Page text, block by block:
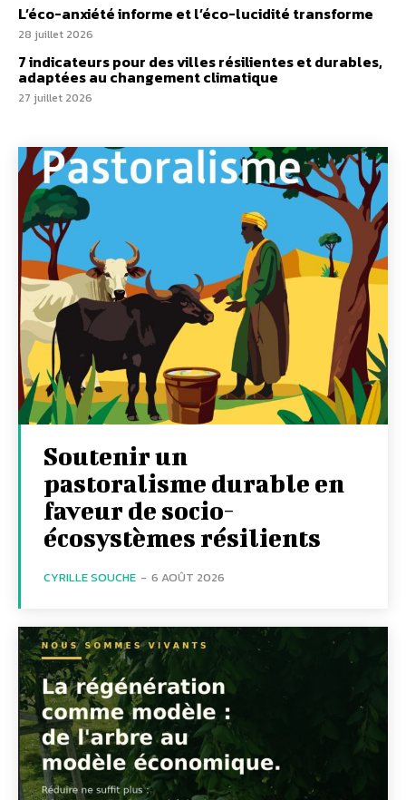
L’éco-anxiété informe et l’éco-lucidité transforme
28 juillet 2026
7 indicateurs pour des villes résilientes et durables,
adaptées au changement climatique
27 juillet 2026
Soutenir un
pastoralisme durable en
faveur de socio-
écosystèmes résilients
CYRILLE SOUCHE - 6 AOÛT 2026